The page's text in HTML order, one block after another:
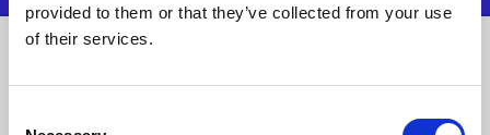
provided to them or that they’ve collected from your use
of their services.